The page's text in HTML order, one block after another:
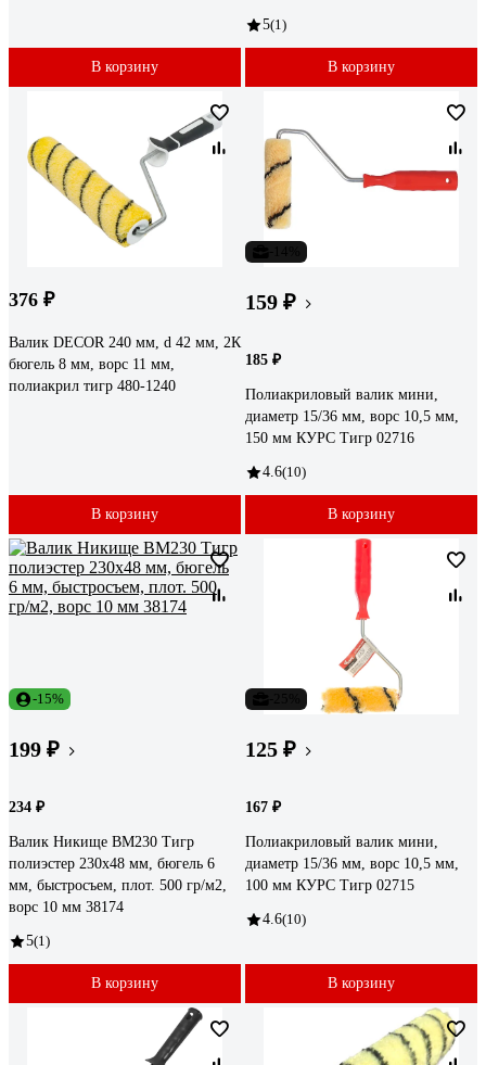
В корзину
5(1)
В корзину
376 ₽
Валик DECOR 240 мм, d 42 мм, 2К
бюгель 8 мм, ворс 11 мм,
полиакрил тигр 480-1240
В корзину
159 ₽
185 ₽
Полиакриловый валик мини,
диаметр 15/36 мм, ворс 10,5 мм,
150 мм КУРС Тигр 02716
4.6(10)
В корзину
-15%
199 ₽
234 ₽
Валик Никище ВМ230 Тигр
полиэстер 230x48 мм, бюгель 6
мм, быстросъем, плот. 500 гр/м2,
ворс 10 мм 38174
5(1)
В корзину
125 ₽
167 ₽
Полиакриловый валик мини,
диаметр 15/36 мм, ворс 10,5 мм,
100 мм КУРС Тигр 02715
4.6(10)
В корзину